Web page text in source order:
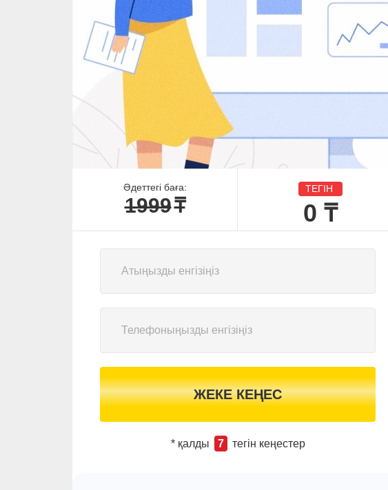
Әдеттегі баға:
1999₸
ТЕГІН
0 ₸
ЖЕКЕ КЕҢЕС
* қалды 7 тегін кеңестер